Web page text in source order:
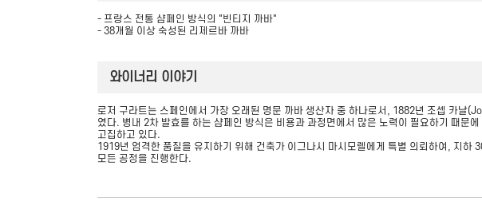
- 프랑스 전통 샴페인 방식의 "빈티지 까바"
- 38개월 이상 숙성된 리제르바 까바
와이너리 이야기
로저 구라트는 스페인에서 가장 오래된 명문 까바 생산자 중 하나로서, 1882년 조셉 카날
였다. 병내 2차 발효를 하는 샴페인 방식은 비용과 과정면에서 많은 노력이 필요하기 때문
고집하고 있다.
1919년 엄격한 품질을 유지하기 위해 건축가 이그나시 마시모렐에게 특별 의뢰하여, 지하
모든 공정을 진행한다.